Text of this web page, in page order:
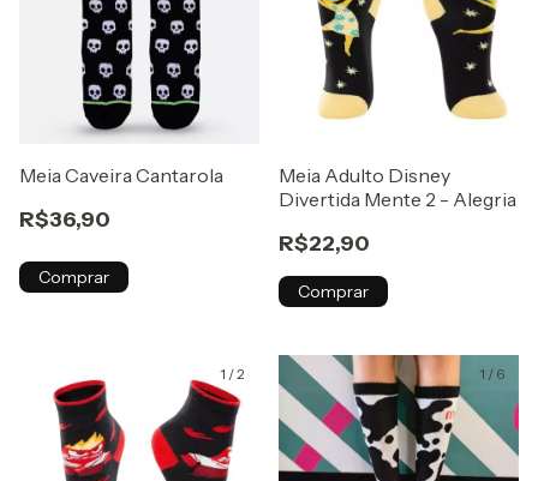
Meia Caveira Cantarola
R$36,90
Comprar
Meia Adulto Disney
Divertida Mente 2 - Alegria
R$22,90
Comprar
1 /2 1 / 6